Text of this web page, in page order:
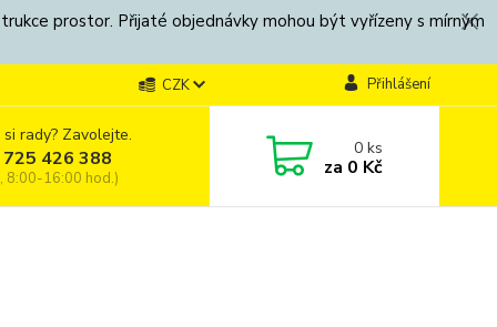
prostor. Přijaté objednávky mohou být vyřízeny s mírným
CZK Přihlášení
rady? Zavolejte.
426 388
8:00-16:00 hod.)
0ks
za 0 Kč